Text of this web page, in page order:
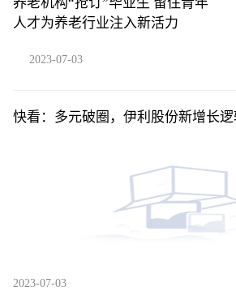
人才为养老行业注入新活力
2023-07-03
快看：多元破圈，伊利股份新增长
2023-07-03